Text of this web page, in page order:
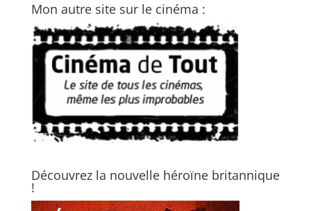
Mon autre site sur le cinéma :
Découvrez la nouvelle héroïne britannique
!